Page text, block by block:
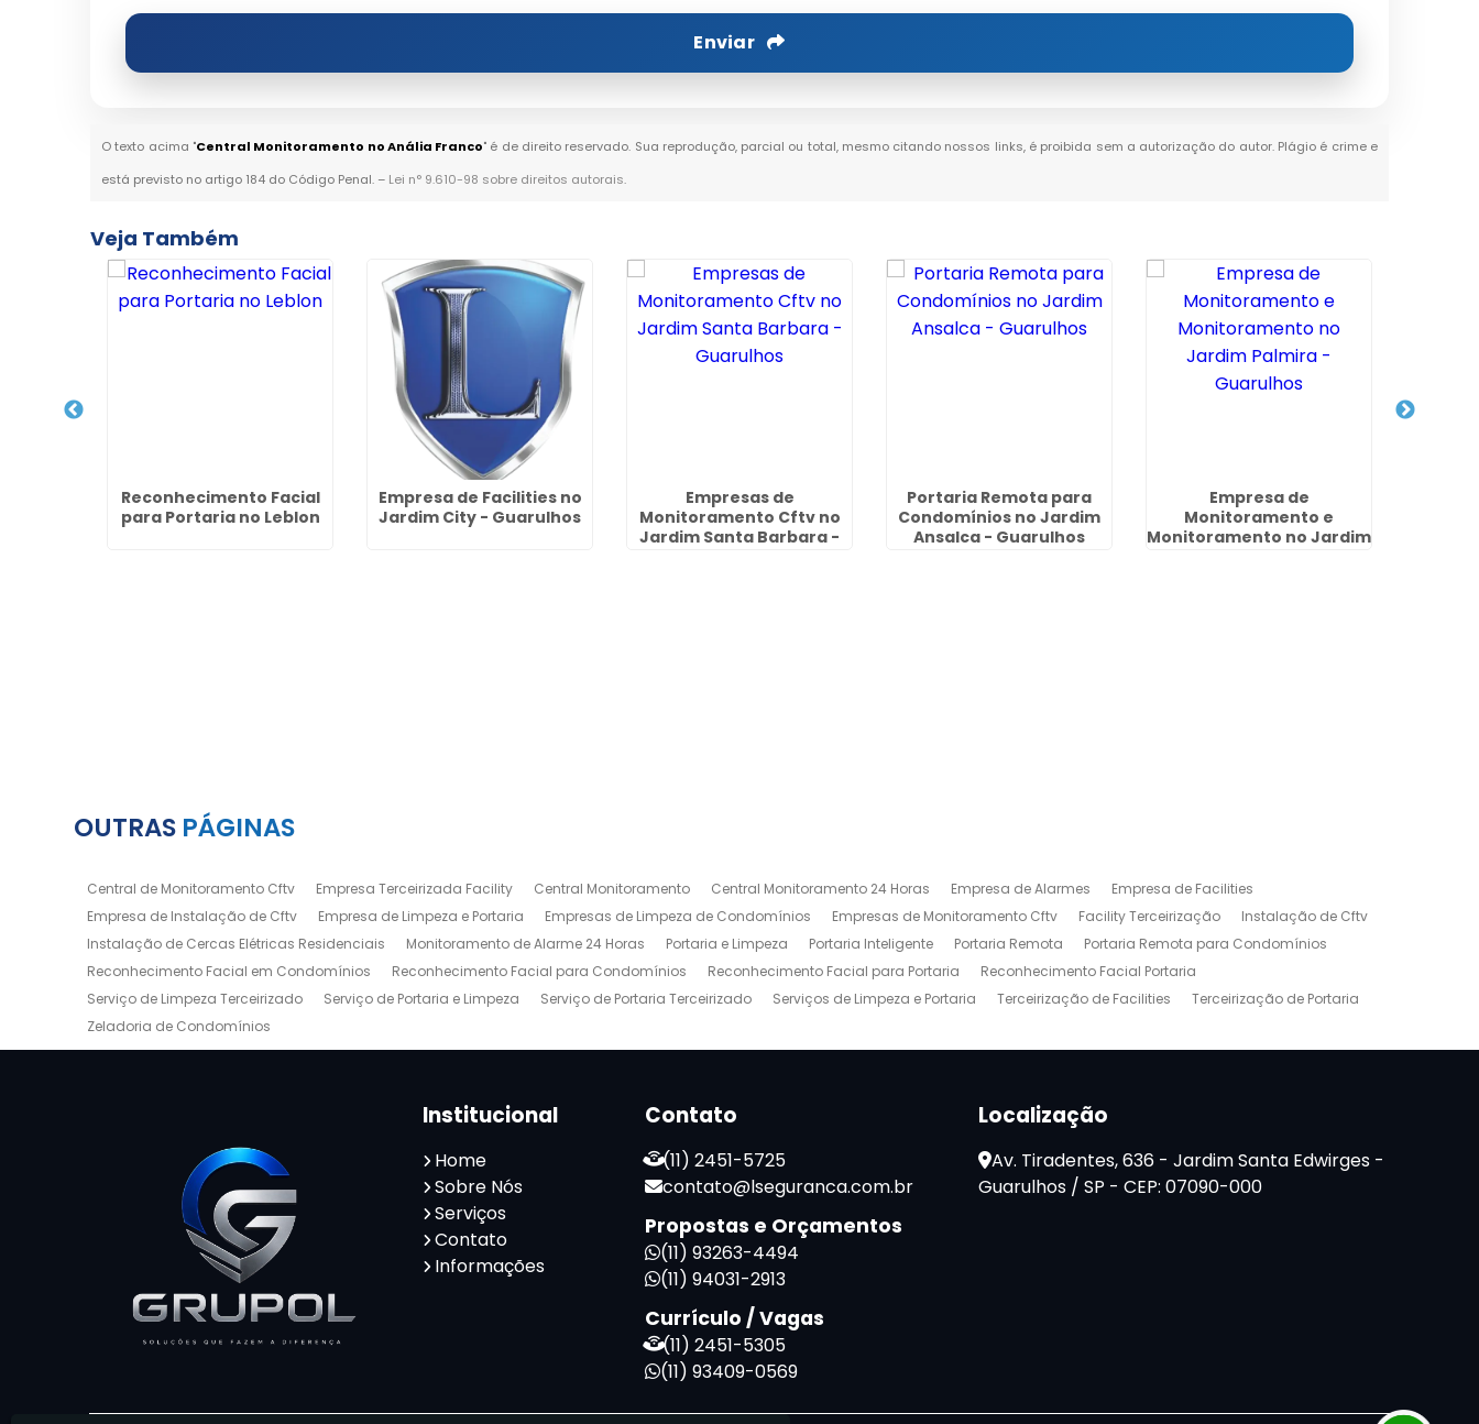
Enviar
O texto acima "Central Monitoramento no Anália Franco" é de direito reservado. Sua reprodução, parcial ou total, mesmo citando nossos links, é proibida sem a autorização do autor. Plágio é crime e
está previsto no artigo 184 do Código Penal. – Lei n° 9.610-98 sobre direitos autorais.
Veja Também
Reconhecimento Facial
para Portaria no Leblon
Empresa de Facilities no
Jardim City - Guarulhos
Empresas de
Monitoramento Cftv no
Jardim Santa Barbara -
Portaria Remota para
Condomínios no Jardim
Ansalca - Guarulhos
Empresa de
Monitoramento e
Monitoramento no Jardim
OUTRAS PÁGINAS
Central de Monitoramento Cftv Empresa Terceirizada Facility Central Monitoramento Central Monitoramento 24 Horas Empresa de Alarmes
Empresa de Facilities
Empresa de Instalação de Cftv
Empresa de Limpeza e Portaria Empresas de Limpeza de Condomínios Empresas de Monitoramento Cftv Facility Terceirização
Instalação de Cftv
Instalação de Cercas Elétricas Residenciais
Monitoramento de Alarme 24 Horas Portaria e Limpeza Portaria Inteligente Portaria Remota
Portaria Remota para Condomínios
Reconhecimento Facial em Condomínios
Reconhecimento Facial para Condomínios Reconhecimento Facial para Portaria
Reconhecimento Facial Portaria
Serviço de Limpeza Terceirizado
Serviço de Portaria e Limpeza Serviço de Portaria Terceirizado Serviços de Limpeza e Portaria Terceirização de Facilities
Terceirização de Portaria
Zeladoria de Condomínios
Institucional
Home
Sobre Nós
Serviços
Contato
Informações
Contato
(11) 2451-5725
contato@lseguranca.com.br
Propostas e Orçamentos
(11) 93263-4494
(11) 94031-2913
Currículo / Vagas
(11) 2451-5305
(11) 93409-0569
Localização
Av. Tiradentes, 636 - Jardim Santa Edwirges -
Guarulhos / SP - CEP: 07090-000